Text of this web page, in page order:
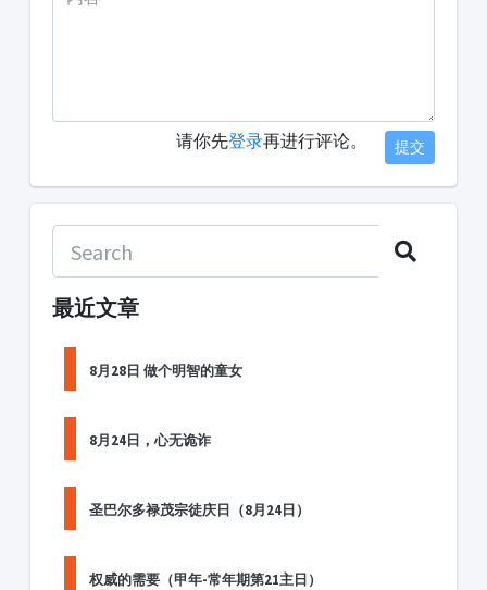
请你先登录再进行评论。 提交
最近文章
8月28日 做个明智的童女
8月24日，心无诡诈
圣巴尔多禄茂宗徒庆日（8月24日）
权威的需要（甲年-常年期第21主日）